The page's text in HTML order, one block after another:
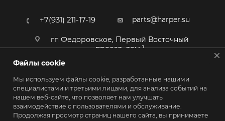
+7(931) 211-17-19 parts@harper.su
гп Федоровское, Первый Восточный
проезд, дом 1
Файлы cookie
Мы используем файлы cookie, разработанные нашими
специалистами и третьими лицами, для анализа событий на
нашем веб-сайте, что позволяет нам улучшать
взаимодействие с пользователями и обслуживание.
Продолжая просмотр страниц нашего сайта, вы принимаете